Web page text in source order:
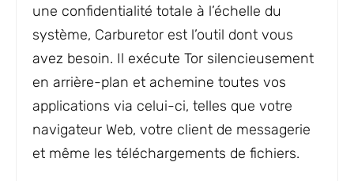
une confidentialité totale à l’échelle du
système, Carburetor est l’outil dont vous
avez besoin. Il exécute Tor silencieusement
en arrière-plan et achemine toutes vos
applications via celui-ci, telles que votre
navigateur Web, votre client de messagerie
et même les téléchargements de fichiers.